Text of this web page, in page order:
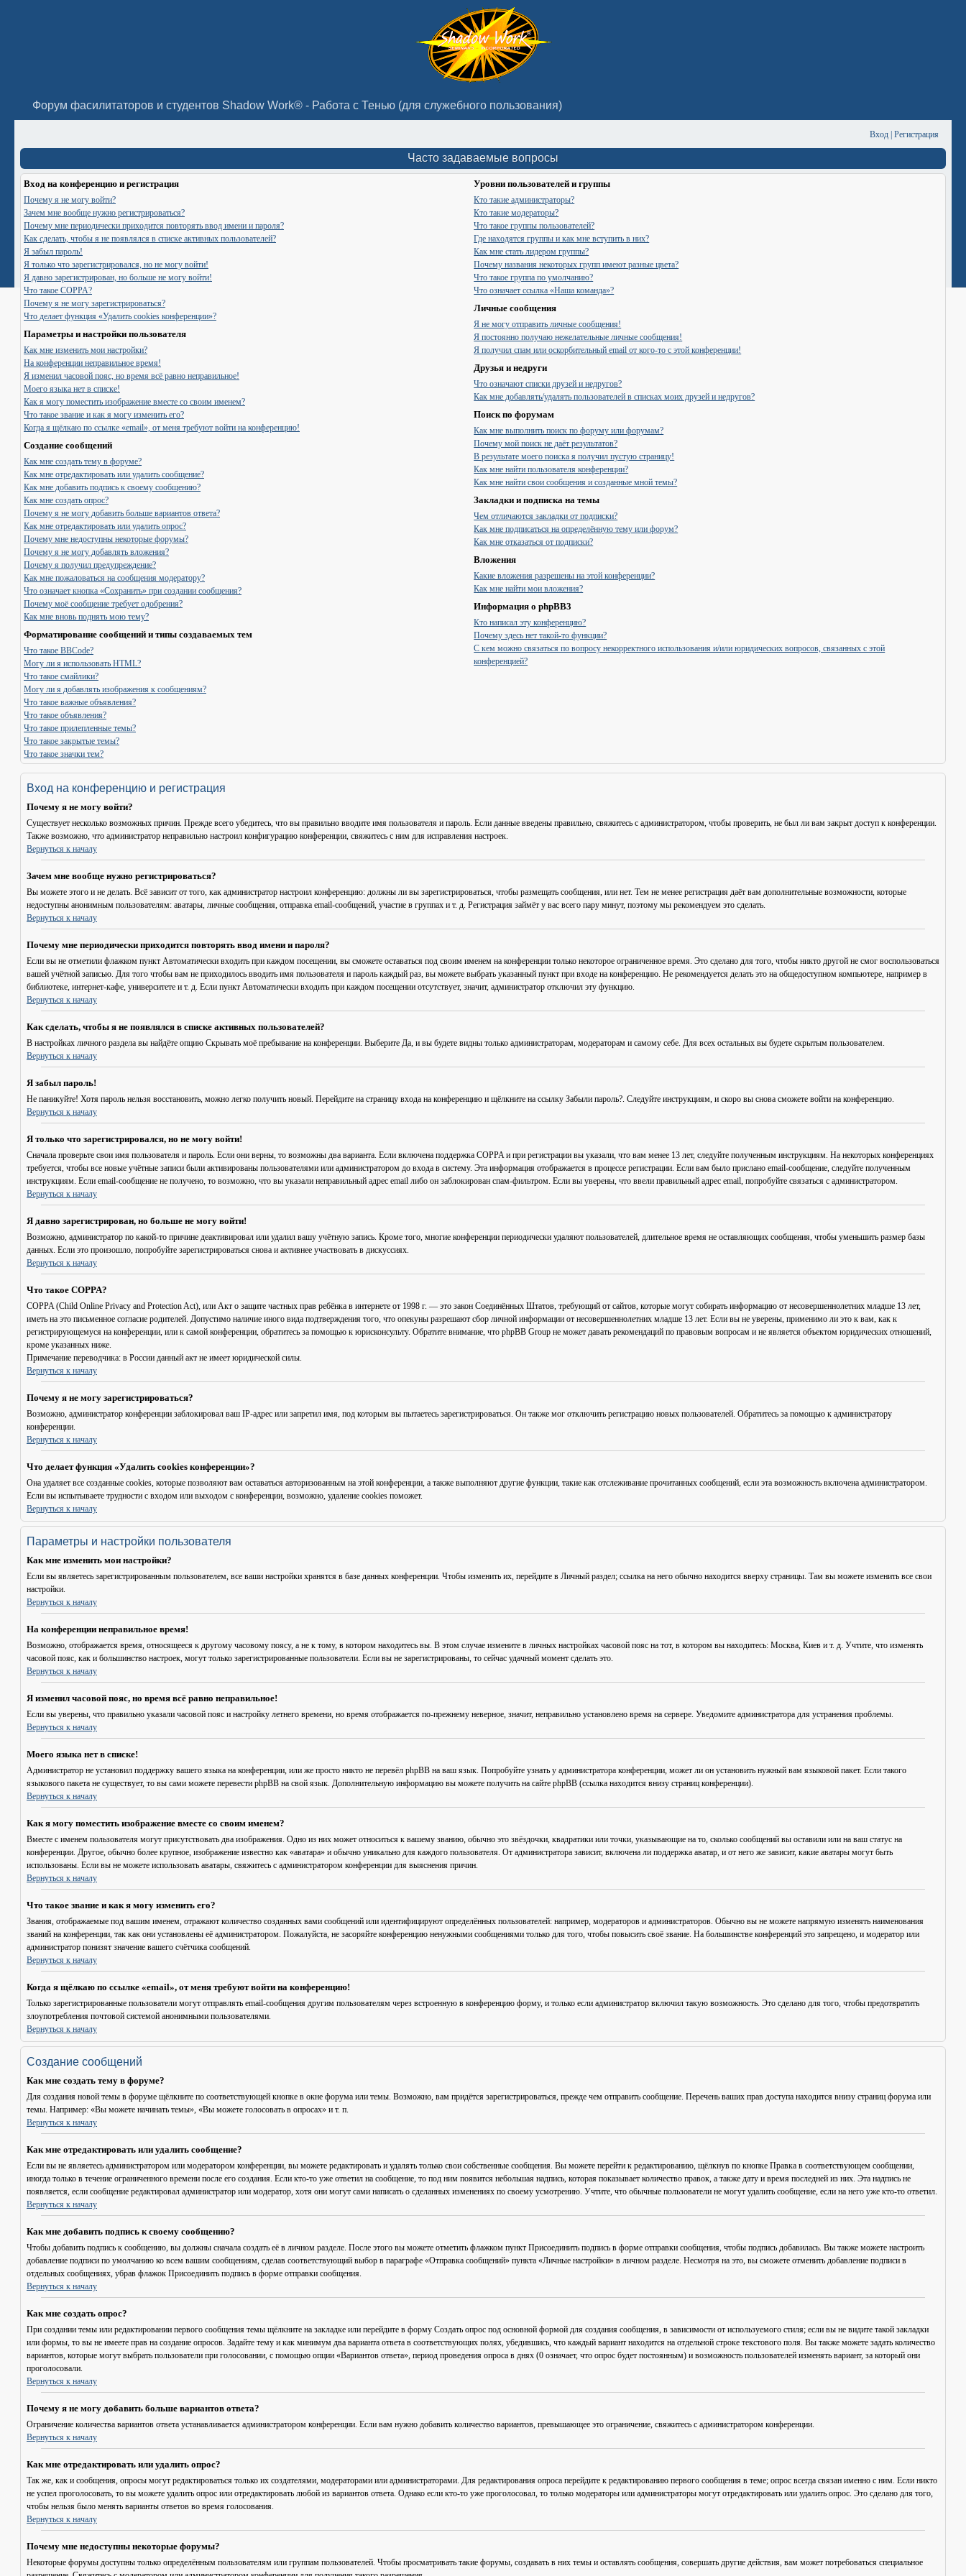
Форум фасилитаторов и студентов Shadow Work® - Работа с Тенью (для служебного пользования)
Вход Регистрация
Часто задаваемые вопросы
Вход на конференцию и регистрация
Почему я не могу войти?
Зачем мне вообще нужно регистрироваться?
Почему мне периодически приходится повторять ввод имени и пароля?
Как сделать, чтобы я не появлялся в списке активных пользователей?
Я забыл пароль!
Я только что зарегистрировался, но не могу войти!
Я давно зарегистрирован, но больше не могу войти!
Что такое COPPA?
Почему я не могу зарегистрироваться?
Что делает функция «Удалить cookies конференции»?
Параметры и настройки пользователя
Как мне изменить мои настройки?
На конференции неправильное время!
Я изменил часовой пояс, но время всё равно неправильное!
Моего языка нет в списке!
Как я могу поместить изображение вместе со своим именем?
Что такое звание и как я могу изменить его?
Когда я щёлкаю по ссылке «email», от меня требуют войти на конференцию!
Создание сообщений
Как мне создать тему в форуме?
Как мне отредактировать или удалить сообщение?
Как мне добавить подпись к своему сообщению?
Как мне создать опрос?
Почему я не могу добавить больше вариантов ответа?
Как мне отредактировать или удалить опрос?
Почему мне недоступны некоторые форумы?
Почему я не могу добавлять вложения?
Почему я получил предупреждение?
Как мне пожаловаться на сообщения модератору?
Что означает кнопка «Сохранить» при создании сообщения?
Почему моё сообщение требует одобрения?
Как мне вновь поднять мою тему?
Форматирование сообщений и типы создаваемых тем
Что такое BBCode?
Могу ли я использовать HTML?
Что такое смайлики?
Могу ли я добавлять изображения к сообщениям?
Что такое важные объявления?
Что такое объявления?
Что такое прилепленные темы?
Что такое закрытые темы?
Что такое значки тем?
Уровни пользователей и группы
Кто такие администраторы?
Кто такие модераторы?
Что такое группы пользователей?
Где находятся группы и как мне вступить в них?
Как мне стать лидером группы?
Почему названия некоторых групп имеют разные цвета?
Что такое группа по умолчанию?
Что означает ссылка «Наша команда»?
Личные сообщения
Я не могу отправить личные сообщения!
Я постоянно получаю нежелательные личные сообщения!
Я получил спам или оскорбительный email от кого-то с этой конференции!
Друзья и недруги
Что означают списки друзей и недругов?
Как мне добавлять/удалять пользователей в списках моих друзей и недругов?
Поиск по форумам
Как мне выполнить поиск по форуму или форумам?
Почему мой поиск не даёт результатов?
В результате моего поиска я получил пустую страницу!
Как мне найти пользователя конференции?
Как мне найти свои сообщения и созданные мной темы?
Закладки и подписка на темы
Чем отличаются закладки от подписки?
Как мне подписаться на определённую тему или форум?
Как мне отказаться от подписки?
Вложения
Какие вложения разрешены на этой конференции?
Как мне найти мои вложения?
Информация о phpBB3
Кто написал эту конференцию?
Почему здесь нет такой-то функции?
С кем можно связаться по вопросу некорректного использования и/или юридических вопросов, связанных с этой
конференцией?
Вход на конференцию и регистрация
Почему я не могу войти?
Существует несколько возможных причин. Прежде всего убедитесь, что вы правильно вводите имя пользователя и пароль. Если данные введены правильно, свяжитесь с администратором, чтобы проверить, не был ли вам закрыт доступ к конференции.
Также возможно, что администратор неправильно настроил конфигурацию конференции, свяжитесь с ним для исправления настроек.
Вернуться к началу
Зачем мне вообще нужно регистрироваться?
Вы можете этого и не делать. Всё зависит от того, как администратор настроил конференцию: должны ли вы зарегистрироваться, чтобы размещать сообщения, или нет. Тем не менее регистрация даёт вам дополнительные возможности, которые
недоступны анонимным пользователям: аватары, личные сообщения, отправка email-сообщений, участие в группах и т. д. Регистрация займёт у вас всего пару минут, поэтому мы рекомендуем это сделать.
Вернуться к началу
Почему мне периодически приходится повторять ввод имени и пароля?
Если вы не отметили флажком пункт Автоматически входить при каждом посещении, вы сможете оставаться под своим именем на конференции только некоторое ограниченное время. Это сделано для того, чтобы никто другой не смог воспользоваться
вашей учётной записью. Для того чтобы вам не приходилось вводить имя пользователя и пароль каждый раз, вы можете выбрать указанный пункт при входе на конференцию. Не рекомендуется делать это на общедоступном компьютере, например в
библиотеке, интернет-кафе, университете и т. д. Если пункт Автоматически входить при каждом посещении отсутствует, значит, администратор отключил эту функцию.
Вернуться к началу
Как сделать, чтобы я не появлялся в списке активных пользователей?
В настройках личного раздела вы найдёте опцию Скрывать моё пребывание на конференции. Выберите Да, и вы будете видны только администраторам, модераторам и самому себе. Для всех остальных вы будете скрытым пользователем.
Вернуться к началу
Я забыл пароль!
Не паникуйте! Хотя пароль нельзя восстановить, можно легко получить новый. Перейдите на страницу входа на конференцию и щёлкните на ссылку Забыли пароль?. Следуйте инструкциям, и скоро вы снова сможете войти на конференцию.
Вернуться к началу
Я только что зарегистрировался, но не могу войти!
Сначала проверьте свои имя пользователя и пароль. Если они верны, то возможны два варианта. Если включена поддержка COPPA и при регистрации вы указали, что вам менее 13 лет, следуйте полученным инструкциям. На некоторых конференциях
требуется, чтобы все новые учётные записи были активированы пользователями или администратором до входа в систему. Эта информация отображается в процессе регистрации. Если вам было прислано email-сообщение, следуйте полученным
инструкциям. Если email-сообщение не получено, то возможно, что вы указали неправильный адрес email либо он заблокирован спам-фильтром. Если вы уверены, что ввели правильный адрес email, попробуйте связаться с администратором.
Вернуться к началу
Я давно зарегистрирован, но больше не могу войти!
Возможно, администратор по какой-то причине деактивировал или удалил вашу учётную запись. Кроме того, многие конференции периодически удаляют пользователей, длительное время не оставляющих сообщения, чтобы уменьшить размер базы
данных. Если это произошло, попробуйте зарегистрироваться снова и активнее участвовать в дискуссиях.
Вернуться к началу
Что такое COPPA?
COPPA (Child Online Privacy and Protection Act), или Акт о защите частных прав ребёнка в интернете от 1998 г. — это закон Соединённых Штатов, требующий от сайтов, которые могут собирать информацию от несовершеннолетних младше 13 лет,
иметь на это письменное согласие родителей. Допустимо наличие иного вида подтверждения того, что опекуны разрешают сбор личной информации от несовершеннолетних младше 13 лет. Если вы не уверены, применимо ли это к вам, как к
регистрирующемуся на конференции, или к самой конференции, обратитесь за помощью к юрисконсульту. Обратите внимание, что phpBB Group не может давать рекомендаций по правовым вопросам и не является объектом юридических отношений,
кроме указанных ниже.
Примечание переводчика: в России данный акт не имеет юридической силы.
Вернуться к началу
Почему я не могу зарегистрироваться?
Возможно, администратор конференции заблокировал ваш IP-адрес или запретил имя, под которым вы пытаетесь зарегистрироваться. Он также мог отключить регистрацию новых пользователей. Обратитесь за помощью к администратору
конференции.
Вернуться к началу
Что делает функция «Удалить cookies конференции»?
Она удаляет все созданные cookies, которые позволяют вам оставаться авторизованным на этой конференции, а также выполняют другие функции, такие как отслеживание прочитанных сообщений, если эта возможность включена администратором.
Если вы испытываете трудности с входом или выходом с конференции, возможно, удаление cookies поможет.
Вернуться к началу
Параметры и настройки пользователя
Как мне изменить мои настройки?
Если вы являетесь зарегистрированным пользователем, все ваши настройки хранятся в базе данных конференции. Чтобы изменить их, перейдите в Личный раздел; ссылка на него обычно находится вверху страницы. Там вы можете изменить все свои
настройки.
Вернуться к началу
На конференции неправильное время!
Возможно, отображается время, относящееся к другому часовому поясу, а не к тому, в котором находитесь вы. В этом случае измените в личных настройках часовой пояс на тот, в котором вы находитесь: Москва, Киев и т. д. Учтите, что изменять
часовой пояс, как и большинство настроек, могут только зарегистрированные пользователи. Если вы не зарегистрированы, то сейчас удачный момент сделать это.
Вернуться к началу
Я изменил часовой пояс, но время всё равно неправильное!
Если вы уверены, что правильно указали часовой пояс и настройку летнего времени, но время отображается по-прежнему неверное, значит, неправильно установлено время на сервере. Уведомите администратора для устранения проблемы.
Вернуться к началу
Моего языка нет в списке!
Администратор не установил поддержку вашего языка на конференции, или же просто никто не перевёл phpBB на ваш язык. Попробуйте узнать у администратора конференции, может ли он установить нужный вам языковой пакет. Если такого
языкового пакета не существует, то вы сами можете перевести phpBB на свой язык. Дополнительную информацию вы можете получить на сайте phpBB (ссылка находится внизу страниц конференции).
Вернуться к началу
Как я могу поместить изображение вместе со своим именем?
Вместе с именем пользователя могут присутствовать два изображения. Одно из них может относиться к вашему званию, обычно это звёздочки, квадратики или точки, указывающие на то, сколько сообщений вы оставили или на ваш статус на
конференции. Другое, обычно более крупное, изображение известно как «аватара» и обычно уникально для каждого пользователя. От администратора зависит, включена ли поддержка аватар, и от него же зависит, какие аватары могут быть
использованы. Если вы не можете использовать аватары, свяжитесь с администратором конференции для выяснения причин.
Вернуться к началу
Что такое звание и как я могу изменить его?
Звания, отображаемые под вашим именем, отражают количество созданных вами сообщений или идентифицируют определённых пользователей: например, модераторов и администраторов. Обычно вы не можете напрямую изменять наименования
званий на конференции, так как они установлены её администратором. Пожалуйста, не засоряйте конференцию ненужными сообщениями только для того, чтобы повысить своё звание. На большинстве конференций это запрещено, и модератор или
администратор понизят значение вашего счётчика сообщений.
Вернуться к началу
Когда я щёлкаю по ссылке «email», от меня требуют войти на конференцию!
Только зарегистрированные пользователи могут отправлять email-сообщения другим пользователям через встроенную в конференцию форму, и только если администратор включил такую возможность. Это сделано для того, чтобы предотвратить
злоупотребления почтовой системой анонимными пользователями.
Вернуться к началу
Создание сообщений
Как мне создать тему в форуме?
Для создания новой темы в форуме щёлкните по соответствующей кнопке в окне форума или темы. Возможно, вам придётся зарегистрироваться, прежде чем отправить сообщение. Перечень ваших прав доступа находится внизу страниц форума или
темы. Например: «Вы можете начинать темы», «Вы можете голосовать в опросах» и т. п.
Вернуться к началу
Как мне отредактировать или удалить сообщение?
Если вы не являетесь администратором или модератором конференции, вы можете редактировать и удалять только свои собственные сообщения. Вы можете перейти к редактированию, щёлкнув по кнопке Правка в соответствующем сообщении,
иногда только в течение ограниченного времени после его создания. Если кто-то уже ответил на сообщение, то под ним появится небольшая надпись, которая показывает количество правок, а также дату и время последней из них. Эта надпись не
появляется, если сообщение редактировал администратор или модератор, хотя они могут сами написать о сделанных изменениях по своему усмотрению. Учтите, что обычные пользователи не могут удалить сообщение, если на него уже кто-то ответил.
Вернуться к началу
Как мне добавить подпись к своему сообщению?
Чтобы добавить подпись к сообщению, вы должны сначала создать её в личном разделе. После этого вы можете отметить флажком пункт Присоединить подпись в форме отправки сообщения, чтобы подпись добавилась. Вы также можете настроить
добавление подписи по умолчанию ко всем вашим сообщениям, сделав соответствующий выбор в параграфе «Отправка сообщений» пункта «Личные настройки» в личном разделе. Несмотря на это, вы сможете отменить добавление подписи в
отдельных сообщениях, убрав флажок Присоединить подпись в форме отправки сообщения.
Вернуться к началу
Как мне создать опрос?
При создании темы или редактировании первого сообщения темы щёлкните на закладке или перейдите в форму Создать опрос под основной формой для создания сообщения, в зависимости от используемого стиля; если вы не видите такой закладки
или формы, то вы не имеете прав на создание опросов. Задайте тему и как минимум два варианта ответа в соответствующих полях, убедившись, что каждый вариант находится на отдельной строке текстового поля. Вы также можете задать количество
вариантов, которые могут выбрать пользователи при голосовании, с помощью опции «Вариантов ответа», период проведения опроса в днях (0 означает, что опрос будет постоянным) и возможность пользователей изменять вариант, за который они
проголосовали.
Вернуться к началу
Почему я не могу добавить больше вариантов ответа?
Ограничение количества вариантов ответа устанавливается администратором конференции. Если вам нужно добавить количество вариантов, превышающее это ограничение, свяжитесь с администратором конференции.
Вернуться к началу
Как мне отредактировать или удалить опрос?
Так же, как и сообщения, опросы могут редактироваться только их создателями, модераторами или администраторами. Для редактирования опроса перейдите к редактированию первого сообщения в теме; опрос всегда связан именно с ним. Если никто
не успел проголосовать, то вы можете удалить опрос или отредактировать любой из вариантов ответа. Однако если кто-то уже проголосовал, то только модераторы или администраторы могут отредактировать или удалить опрос. Это сделано для того,
чтобы нельзя было менять варианты ответов во время голосования.
Вернуться к началу
Почему мне недоступны некоторые форумы?
Некоторые форумы доступны только определённым пользователям или группам пользователей. Чтобы просматривать такие форумы, создавать в них темы и оставлять сообщения, совершать другие действия, вам может потребоваться специальное